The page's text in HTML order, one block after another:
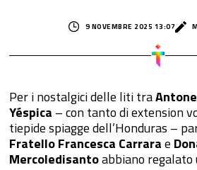
9 NOVEMBRE 2025 13:07
Per i nostalgici delle liti tra
Yéspica – con tanto di extension
tiepide spiagge dell’Honduras –
FratelloFrancesca Carrarae
Mercoledisantoabbiano regalato